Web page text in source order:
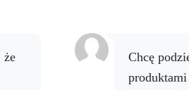
że
Chcę podzielić się z wami moimi doświadczeniami z